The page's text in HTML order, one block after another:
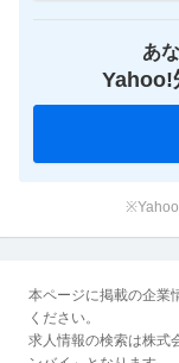
あ
Yahoo!
本ページに掲載の企業
ください。
求人情報の検索は株式